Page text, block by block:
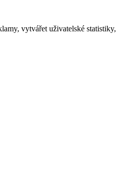
vytvářet uživatelské